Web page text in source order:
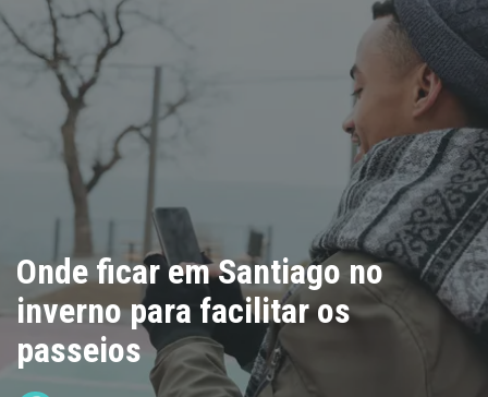
Onde ficar em Santiago no
inverno para facilitar os
passeios